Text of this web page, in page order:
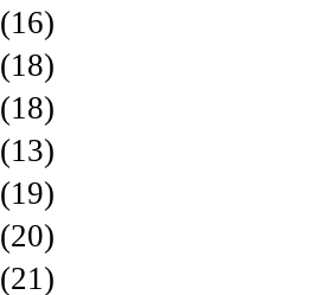
(16)
(18)
(18)
(13)
(19)
(20)
(21)